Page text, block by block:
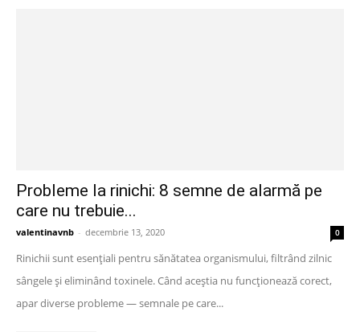
Probleme la rinichi: 8 semne de alarmă pe
care nu trebuie...
valentinavnb - decembrie 13, 2020 0
Rinichii sunt esențiali pentru sănătatea organismului, filtrând zilnic
sângele și eliminând toxinele. Când aceștia nu funcționează corect,
apar diverse probleme — semnale pe care...